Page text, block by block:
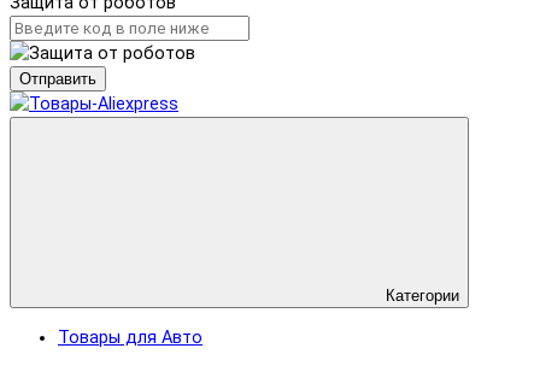
Отправить
Категории
Товары для Авто